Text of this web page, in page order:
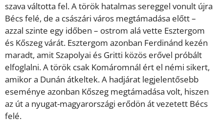
szava váltotta fel. A török hatalmas sereggel vonult újra
Bécs felé, de a császári város megtámadása előtt –
azzal szinte egy időben – ostrom alá vette Esztergom
és Kőszeg várát. Esztergom azonban Ferdinánd kezén
maradt, amit Szapolyai és Gritti közös erővel próbált
elfoglalni. A török csak Komáromnál ért el némi sikert,
amikor a Dunán átkeltek. A hadjárat legjelentősebb
eseménye azonban Kőszeg megtámadása volt, hiszen
az út a nyugat-magyarországi erődön át vezetett Bécs
felé.